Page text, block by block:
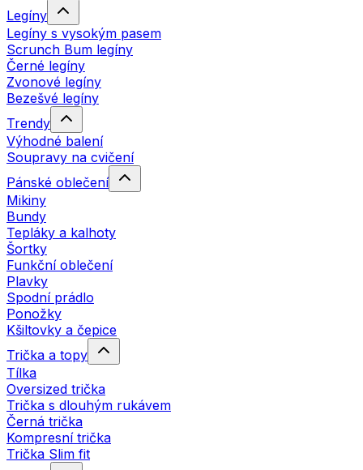
Legíny
Legíny s vysokým pasem
Scrunch Bum legíny
Černé legíny
Zvonové legíny
Bezešvé legíny
Trendy
Výhodné balení
Soupravy na cvičení
Pánské oblečení
Mikiny
Bundy
Tepláky a kalhoty
Šortky
Funkční oblečení
Plavky
Spodní prádlo
Ponožky
Kšiltovky a čepice
Trička a topy
Tílka
Oversized trička
Trička s dlouhým rukávem
Černá trička
Kompresní trička
Trička Slim fit